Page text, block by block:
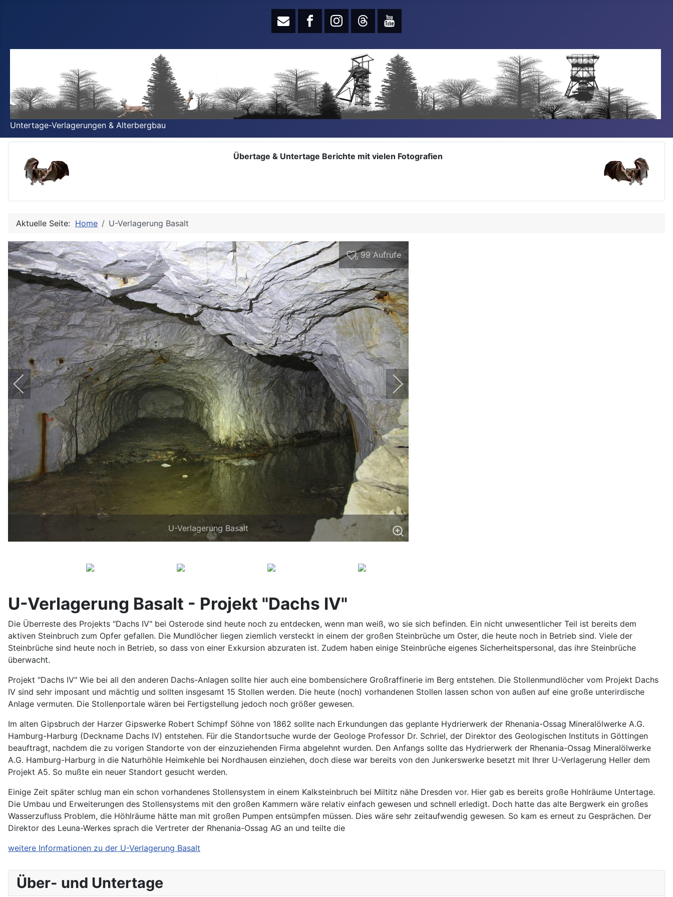
Untertage-Verlagerungen & Alterbergbau
Übertage & Untertage Berichte mit vielen Fotografien
Aktuelle Seite: Home U-Verlagerung Basalt
U-Verlagerung Basalt
0 99 Aufrufe
U-Verlagerung Basalt - Projekt "Dachs IV"
Die Überreste des Projekts "Dachs IV" bei Osterode sind heute noch zu entdecken, wenn man weiß, wo sie sich befinden. Ein nicht unwesentlicher Teil ist bereits dem
aktiven Steinbruch zum Opfer gefallen. Die Mundlöcher liegen ziemlich versteckt in einem der großen Steinbrüche um Oster, die heute noch in Betrieb sind. Viele der
Steinbrüche sind heute noch in Betrieb, so dass von einer Exkursion abzuraten ist. Zudem haben einige Steinbrüche eigenes Sicherheitspersonal, das ihre Steinbrüche
überwacht.
Projekt "Dachs IV" Wie bei all den anderen Dachs-Anlagen sollte hier auch eine bombensichere Großraffinerie im Berg entstehen. Die Stollenmundlöcher vom Projekt Dachs
IV sind sehr imposant und mächtig und sollten insgesamt 15 Stollen werden. Die heute (noch) vorhandenen Stollen lassen schon von außen auf eine große unterirdische
Anlage vermuten. Die Stollenportale wären bei Fertigstellung jedoch noch größer gewesen.
Im alten Gipsbruch der Harzer Gipswerke Robert Schimpf Söhne von 1862 sollte nach Erkundungen das geplante Hydrierwerk der Rhenania-Ossag Mineralölwerke A.G.
Hamburg-Harburg (Deckname Dachs IV) entstehen. Für die Standortsuche wurde der Geologe Professor Dr. Schriel, der Direktor des Geologischen Instituts in Göttingen
beauftragt, nachdem die zu vorigen Standorte von der einzuziehenden Firma abgelehnt wurden. Den Anfangs sollte das Hydrierwerk der Rhenania-Ossag Mineralölwerke
A.G. Hamburg-Harburg in die Naturhöhle Heimkehle bei Nordhausen einziehen, doch diese war bereits von den Junkerswerke besetzt mit Ihrer U-Verlagerung Heller dem
Projekt A5. So mußte ein neuer Standort gesucht werden.
Einige Zeit später schlug man ein schon vorhandenes Stollensystem in einem Kalksteinbruch bei Miltitz nähe Dresden vor. Hier gab es bereits große Hohlräume Untertage.
Die Umbau und Erweiterungen des Stollensystems mit den großen Kammern wäre relativ einfach gewesen und schnell erledigt. Doch hatte das alte Bergwerk ein großes
Wasserzufluss Problem, die Höhlräume hätte man mit großen Pumpen entsümpfen müssen. Dies wäre sehr zeitaufwendig gewesen. So kam es erneut zu Gesprächen. Der
Direktor des Leuna-Werkes sprach die Vertreter der Rhenania-Ossag AG an und teilte die
weitere Informationen zu der U-Verlagerung Basalt
Über- und Untertage